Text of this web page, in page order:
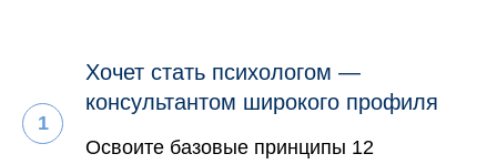
Хочет стать психологом —
консультантом широкого профиля
Освоите базовые принципы 12